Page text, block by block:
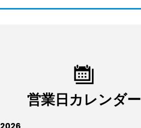
営業日カレンダー